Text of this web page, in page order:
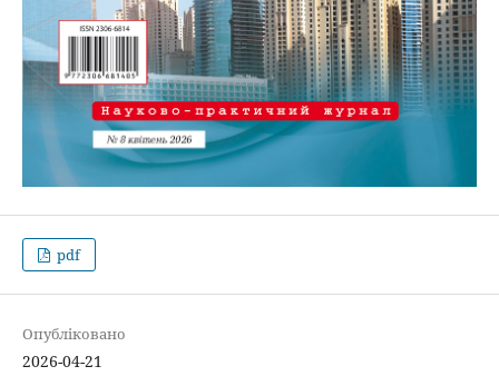
pdf
Опубліковано
2026-04-21